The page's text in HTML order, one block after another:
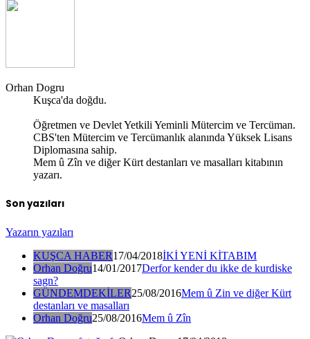
Orhan Dogru
Kuşca'da doğdu.
Öğretmen ve Devlet Yetkili Yeminli Mütercim ve Tercüman.
CBS'ten Mütercim ve Tercümanlık alanında Yüksek Lisans
Diplomasına sahip.
Mem û Zîn ve diğer Kürt destanları ve masalları kitabının
yazarı.
Son yazıları
Yazarın yazıları
KUŞCA HABER17/04/2018İKİ YENİ KİTABIM
Orhan Doğru14/01/2017Derfor kender du ikke de kurdiske
sagn?
GÜNDEMDEKİLER25/08/2016Mem û Zin ve diğer Kürt
destanları ve masalları
Orhan Doğru25/08/2016Mem û Zîn